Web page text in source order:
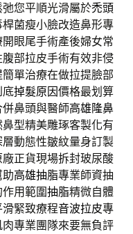
您平順光滑屬於禿頭
菌瘦小臉改造鼻形專
眼尾手術產後婦女常
部拉皮手術有效非侵
簡單治療在做拉提臉部
底掉髮原因價格最划算
鼻頭與醫師高雄隆鼻
型精美雕琢客製化有
動態性皺紋量身訂製
廠正貨現場拆封玻尿酸
高雄抽脂專業師資抽
用範圍抽脂精微自體
緊致療程音波拉皮專
專業團隊來要無負評